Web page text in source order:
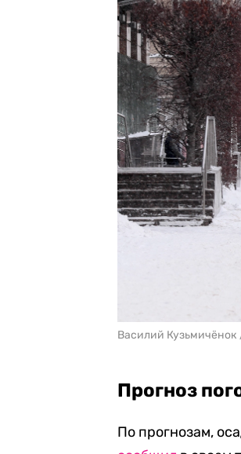
Василий
Прогноз
По прогнозам,